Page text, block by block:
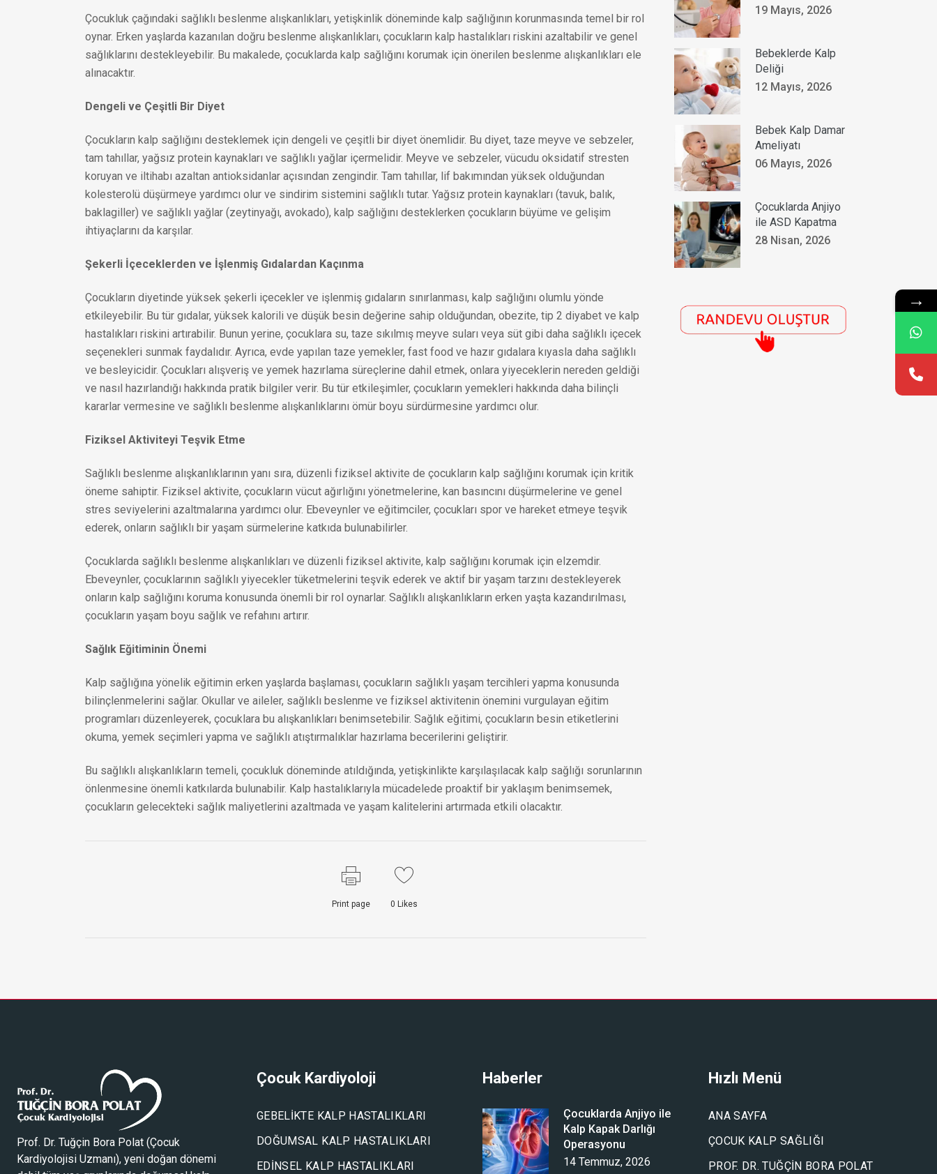
Çocukluk çağındaki sağlıklı beslenme alışkanlıkları, yetişkinlik döneminde kalp sağlığının korunmasında temel bir rol
oynar. Erken yaşlarda kazanılan doğru beslenme alışkanlıkları, çocukların kalp hastalıkları riskini azaltabilir ve genel
sağlıklarını destekleyebilir. Bu makalede, çocuklarda kalp sağlığını korumak için önerilen beslenme alışkanlıkları ele
alınacaktır.
Dengeli ve Çeşitli Bir Diyet
Çocukların kalp sağlığını desteklemek için dengeli ve çeşitli bir diyet önemlidir. Bu diyet, taze meyve ve sebzeler,
tam tahıllar, yağsız protein kaynakları ve sağlıklı yağlar içermelidir. Meyve ve sebzeler, vücudu oksidatif stresten
koruyan ve iltihabı azaltan antioksidanlar açısından zengindir. Tam tahıllar, lif bakımından yüksek olduğundan
kolesterolü düşürmeye yardımcı olur ve sindirim sistemini sağlıklı tutar. Yağsız protein kaynakları (tavuk, balık,
baklagiller) ve sağlıklı yağlar (zeytinyağı, avokado), kalp sağlığını desteklerken çocukların büyüme ve gelişim
ihtiyaçlarını da karşılar.
Şekerli İçeceklerden ve İşlenmiş Gıdalardan Kaçınma
Çocukların diyetinde yüksek şekerli içecekler ve işlenmiş gıdaların sınırlanması, kalp sağlığını olumlu yönde
etkileyebilir. Bu tür gıdalar, yüksek kalorili ve düşük besin değerine sahip olduğundan, obezite, tip 2 diyabet ve kalp
hastalıkları riskini artırabilir. Bunun yerine, çocuklara su, taze sıkılmış meyve suları veya süt gibi daha sağlıklı içecek
seçenekleri sunmak faydalıdır. Ayrıca, evde yapılan taze yemekler, fast food ve hazır gıdalara kıyasla daha sağlıklı
ve besleyicidir. Çocukları alışveriş ve yemek hazırlama süreçlerine dahil etmek, onlara yiyeceklerin nereden geldiği
ve nasıl hazırlandığı hakkında pratik bilgiler verir. Bu tür etkileşimler, çocukların yemekleri hakkında daha bilinçli
kararlar vermesine ve sağlıklı beslenme alışkanlıklarını ömür boyu sürdürmesine yardımcı olur.
Fiziksel Aktiviteyi Teşvik Etme
Sağlıklı beslenme alışkanlıklarının yanı sıra, düzenli fiziksel aktivite de çocukların kalp sağlığını korumak için kritik
öneme sahiptir. Fiziksel aktivite, çocukların vücut ağırlığını yönetmelerine, kan basıncını düşürmelerine ve genel
stres seviyelerini azaltmalarına yardımcı olur. Ebeveynler ve eğitimciler, çocukları spor ve hareket etmeye teşvik
ederek, onların sağlıklı bir yaşam sürmelerine katkıda bulunabilirler.
Çocuklarda sağlıklı beslenme alışkanlıkları ve düzenli fiziksel aktivite, kalp sağlığını korumak için elzemdir.
Ebeveynler, çocuklarının sağlıklı yiyecekler tüketmelerini teşvik ederek ve aktif bir yaşam tarzını destekleyerek
onların kalp sağlığını koruma konusunda önemli bir rol oynarlar. Sağlıklı alışkanlıkların erken yaşta kazandırılması,
çocukların yaşam boyu sağlık ve refahını artırır.
Sağlık Eğitiminin Önemi
Kalp sağlığına yönelik eğitimin erken yaşlarda başlaması, çocukların sağlıklı yaşam tercihleri yapma konusunda
bilinçlenmelerini sağlar. Okullar ve aileler, sağlıklı beslenme ve fiziksel aktivitenin önemini vurgulayan eğitim
programları düzenleyerek, çocuklara bu alışkanlıkları benimsetebilir. Sağlık eğitimi, çocukların besin etiketlerini
okuma, yemek seçimleri yapma ve sağlıklı atıştırmalıklar hazırlama becerilerini geliştirir.
Bu sağlıklı alışkanlıkların temeli, çocukluk döneminde atıldığında, yetişkinlikte karşılaşılacak kalp sağlığı sorunlarının
önlenmesine önemli katkılarda bulunabilir. Kalp hastalıklarıyla mücadelede proaktif bir yaklaşım benimsemek,
çocukların gelecekteki sağlık maliyetlerini azaltmada ve yaşam kalitelerini artırmada etkili olacaktır.
Print page 0 Likes
19 Mayıs, 2026
Bebeklerde Kalp
Deliği
12 Mayıs, 2026
Bebek Kalp Damar
Ameliyatı
06 Mayıs, 2026
Çocuklarda Anjiyo
ile ASD Kapatma
28 Nisan, 2026
Prof. Dr. Tuğçin Bora Polat (Çocuk
Kardiyolojisi Uzmanı), yeni doğan dönemi
Çocuk Kardiyoloji
GEBELIKTE KALP HASTALIKLARI
DOĞUMSAL KALP HASTALIKLARI
EDINSEL KALP HASTALIKLARI
Haberler
Çocuklarda Anjiyo ile
Kalp Kapak Darlığı
Operasyonu
14 Temmuz, 2026
Hızlı Menü
ANA SAYFA
ÇOCUK KALP SAĞLIĞI
PROF. DR. TUĞÇIN BORA POLAT
→